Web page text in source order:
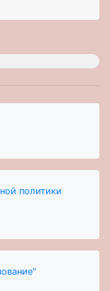
политики